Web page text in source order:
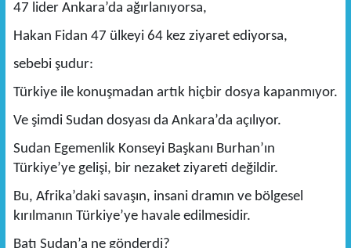
47 lider Ankara’da ağırlanıyorsa,
Hakan Fidan 47 ülkeyi 64 kez ziyaret ediyorsa,
sebebi şudur:
Türkiye ile konuşmadan artık hiçbir dosya kapanmıyor.
Ve şimdi Sudan dosyası da Ankara’da açılıyor.
Sudan Egemenlik Konseyi Başkanı Burhan’ın
Türkiye’ye gelişi, bir nezaket ziyareti değildir.
Bu, Afrika’daki savaşın, insani dramın ve bölgesel
kırılmanın Türkiye’ye havale edilmesidir.
Batı Sudan’a ne gönderdi?